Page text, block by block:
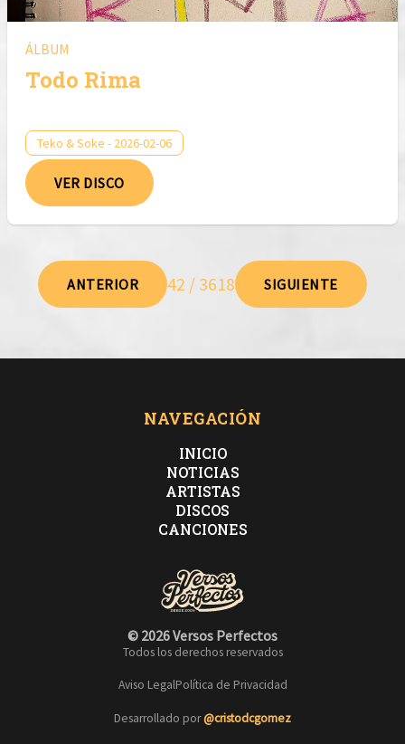
ÁLBUM
Todo Rima
Teko & Soke - 2026-02-06
VER DISCO
ANTERIOR 42 / 3618 SIGUIENTE
NAVEGACIÓN
INICIO
NOTICIAS
ARTISTAS
DISCOS
CANCIONES
© 2026 Versos Perfectos
Todos los derechos reservados
Aviso LegalPolítica de Privacidad
Desarrollado por@cristodcgomez